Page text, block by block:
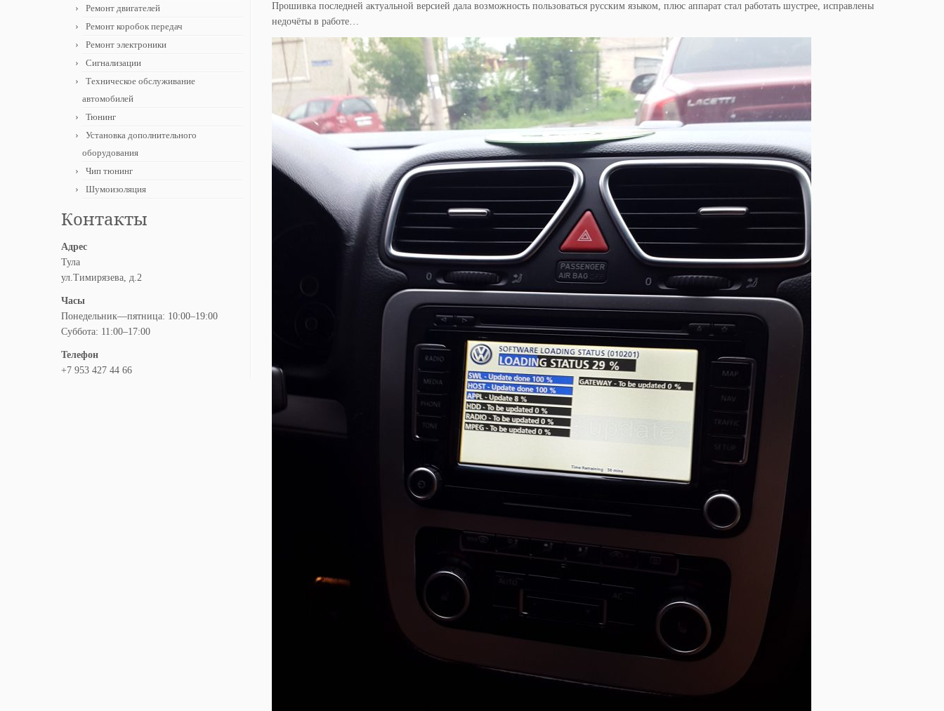
Ремонт двигателей
Ремонт коробок передач
Ремонт электроники
Сигнализации
Техническое обслуживание
автомобилей
Тюнинг
Установка дополнительного
оборудования
Чип тюнинг
Шумоизоляция
Контакты
Адрес
Тула
ул.Тимирязева, д.2
Часы
Понедельник—пятница: 10:00–19:00
Суббота: 11:00–17:00
Телефон
+7 953 427 44 66
Прошивка последней актуальной версией дала возможность пользоваться русским языком, плюс аппарат стал работать шустрее, исправлены
недочёты в работе…